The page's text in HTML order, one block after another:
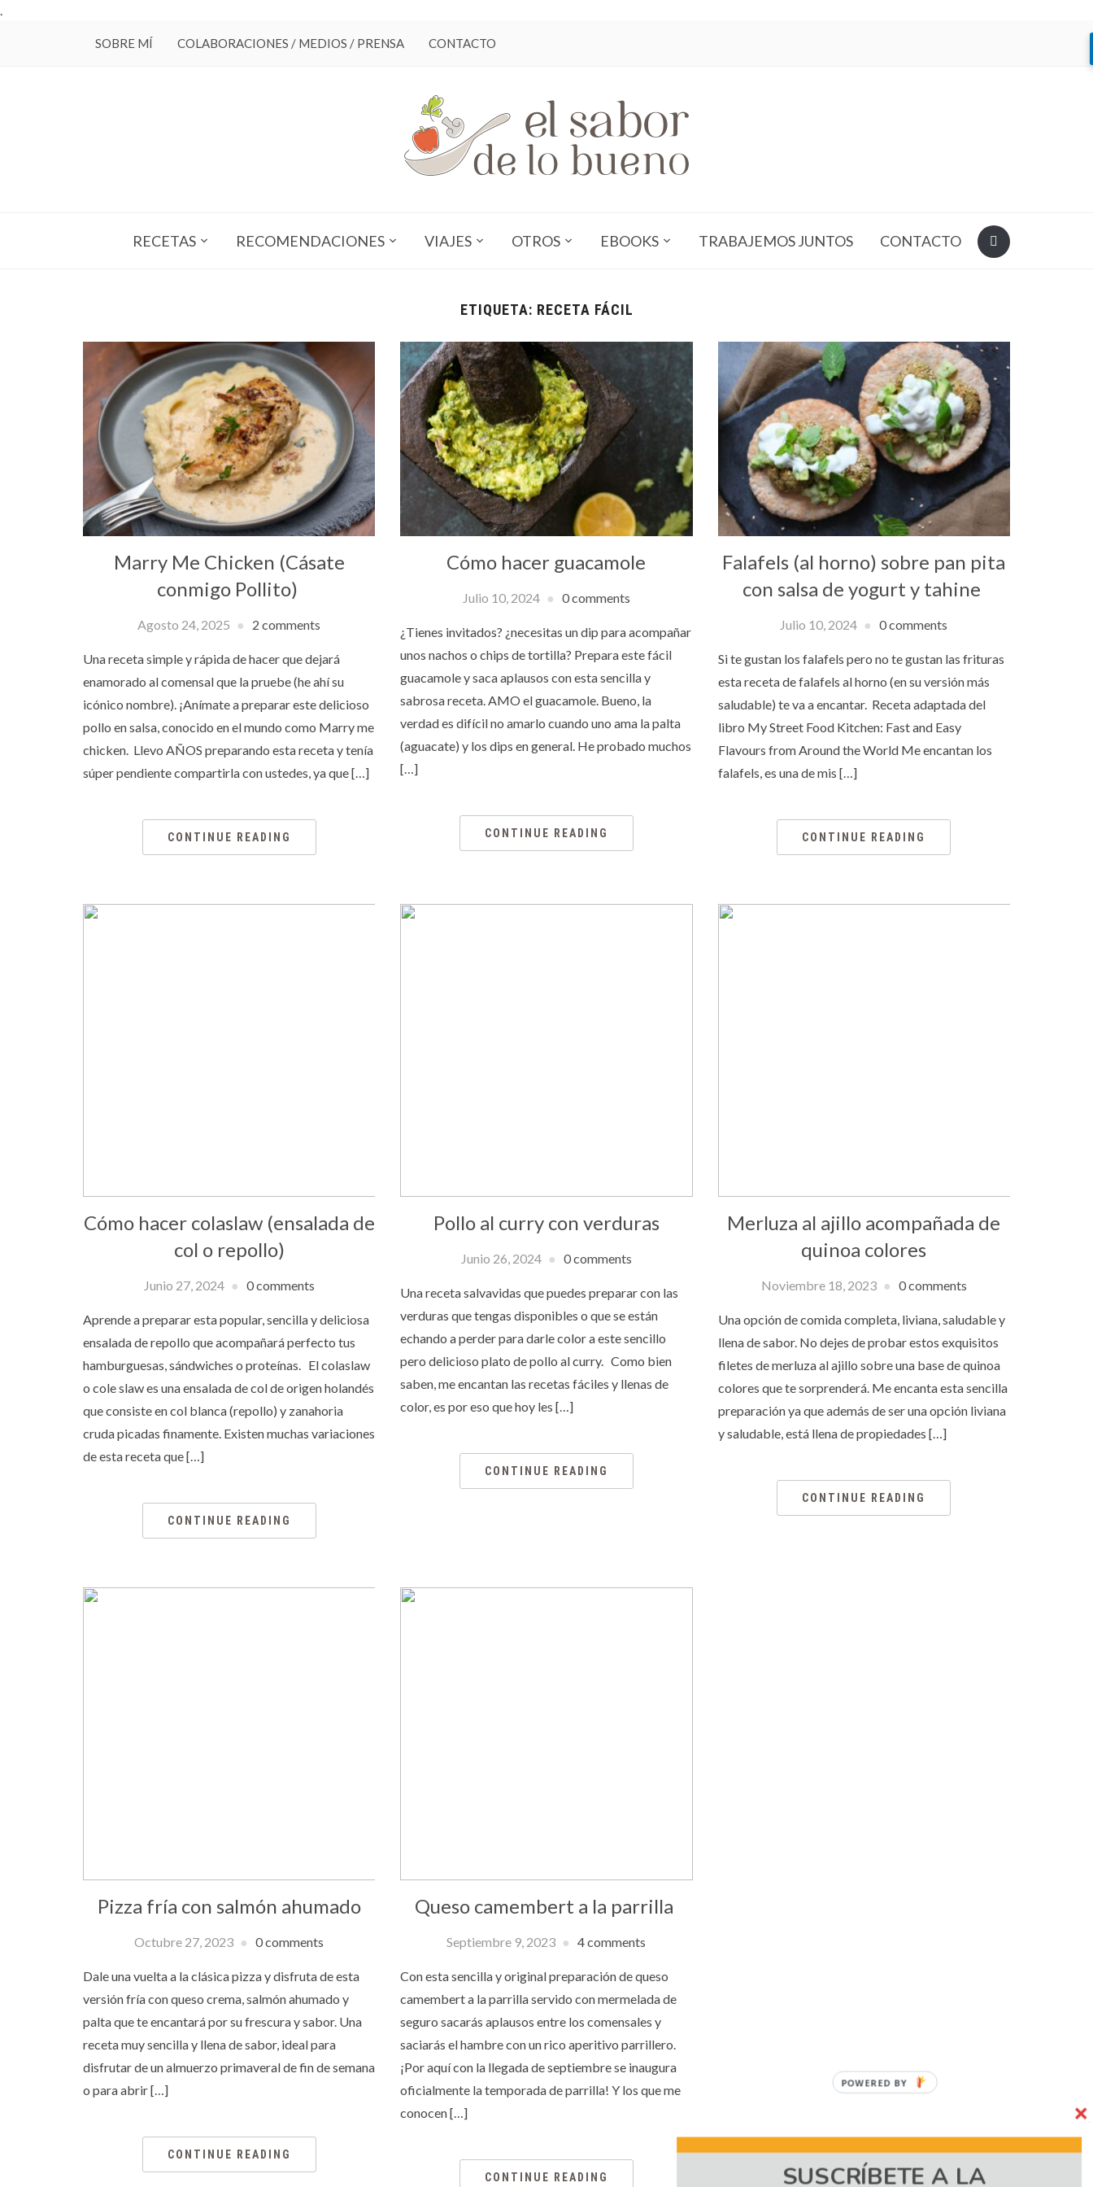
.
SOBRE MÍ COLABORACIONES / MEDIOS / PRENSA CONTACTO
RECETAS RECOMENDACIONES VIAJES OTROS EBOOKS TRABAJEMOS JUNTOS CONTACTO
ETIQUETA: RECETA FÁCIL
Marry Me Chicken (Cásate
conmigo Pollito)
Agosto 24, 2025 2 comments
Una receta simple y rápida de hacer que dejará
enamorado al comensal que la pruebe (he ahí su
icónico nombre). ¡Anímate a preparar este delicioso
pollo en salsa, conocido en el mundo como Marry me
chicken. Llevo AÑOS preparando esta receta y tenía
súper pendiente compartirla con ustedes, ya que […]
CONTINUE READING
Cómo hacer guacamole
Julio 10, 2024 0 comments
¿Tienes invitados? ¿necesitas un dip para acompañar
unos nachos o chips de tortilla? Prepara este fácil
guacamole y saca aplausos con esta sencilla y
sabrosa receta. AMO el guacamole. Bueno, la
verdad es difícil no amarlo cuando uno ama la palta
(aguacate) y los dips en general. He probado muchos
[…]
CONTINUE READING
Falafels (al horno) sobre pan pita
con salsa de yogurt y tahine
Julio 10, 2024 0 comments
Si te gustan los falafels pero no te gustan las frituras
esta receta de falafels al horno (en su versión más
saludable) te va a encantar. Receta adaptada del
libro My Street Food Kitchen: Fast and Easy
Flavours from Around the World Me encantan los
falafels, es una de mis […]
CONTINUE READING
Cómo hacer colaslaw (ensalada de
col o repollo)
Junio 27, 2024 0 comments
Aprende a preparar esta popular, sencilla y deliciosa
ensalada de repollo que acompañará perfecto tus
hamburguesas, sándwiches o proteínas. El colaslaw
o cole slaw es una ensalada de col de origen holandés
que consiste en col blanca (repollo) y zanahoria
cruda picadas finamente. Existen muchas variaciones
de esta receta que […]
CONTINUE READING
Pollo al curry con verduras
Junio 26, 2024 0 comments
Una receta salvavidas que puedes preparar con las
verduras que tengas disponibles o que se están
echando a perder para darle color a este sencillo
pero delicioso plato de pollo al curry. Como bien
saben, me encantan las recetas fáciles y llenas de
color, es por eso que hoy les […]
CONTINUE READING
Merluza al ajillo acompañada de
quinoa colores
Noviembre 18, 2023 0 comments
Una opción de comida completa, liviana, saludable y
llena de sabor. No dejes de probar estos exquisitos
filetes de merluza al ajillo sobre una base de quinoa
colores que te sorprenderá. Me encanta esta sencilla
preparación ya que además de ser una opción liviana
y saludable, está llena de propiedades […]
CONTINUE READING
Pizza fría con salmón ahumado
Octubre 27, 2023 0 comments
Dale una vuelta a la clásica pizza y disfruta de esta
versión fría con queso crema, salmón ahumado y
palta que te encantará por su frescura y sabor. Una
receta muy sencilla y llena de sabor, ideal para
disfrutar de un almuerzo primaveral de fin de semana
o para abrir […]
CONTINUE READING
Queso camembert a la parrilla
Septiembre 9, 2023 4 comments
Con esta sencilla y original preparación de queso
camembert a la parrilla servido con mermelada de
seguro sacarás aplausos entre los comensales y
saciarás el hambre con un rico aperitivo parrillero.
¡Por aquí con la llegada de septiembre se inaugura
oficialmente la temporada de parrilla! Y los que me
conocen […]
CONTINUE READING SUSCRÍBETE A LA
POWERED BY